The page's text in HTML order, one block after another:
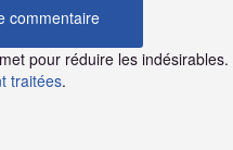
pour réduire les indésirables.
traitées.